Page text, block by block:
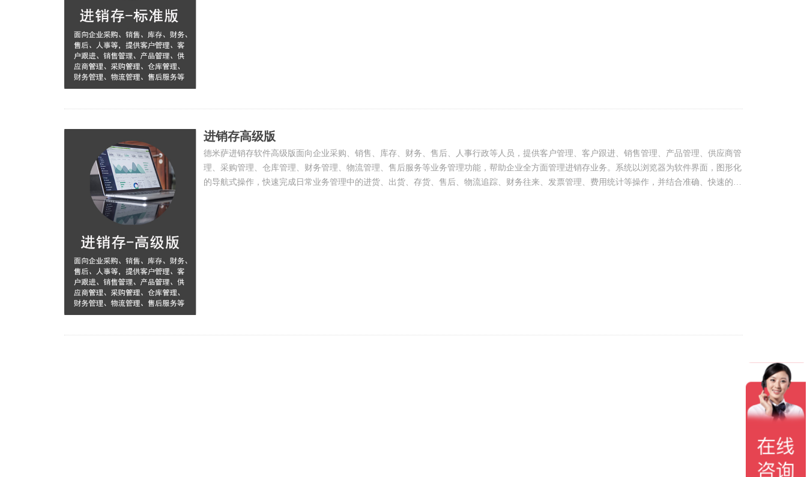
进销存高级版
德米萨进销存软件高级版面向企业采购、销售、库存、财务、售后、人事行政等人员，提供客户管理、客户跟进、销售管理、产品管理、供应商管
理、采购管理、仓库管理、财务管理、物流管理、售后服务等业务管理功能，帮助企业全方面管理进销存业务。系统以浏览器为软件界面，图形化
的导航式操作，快速完成日常业务管理中的进货、出货、存货、售后、物流追踪、财务往来、发票管理、费用统计等操作，并结合准确、快速的业